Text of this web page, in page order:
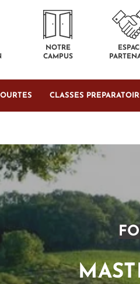
NOTRE
CAMPUS
CLASSES